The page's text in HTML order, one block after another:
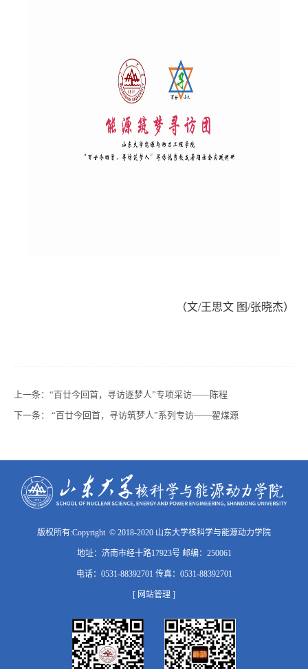
（文/王思文 图/张晓杰）
上一条： “百廿今回首，寻访逐梦人”专项采访——陈程
下一条：
“百廿今回首，寻访筑梦人”系列专访——翟煤源
版权所有:Copyright © 2018-2020 山东大学核科学与能源动力学院
地址：济南市经十路17923号 邮编：250061
电话：0531-88392701 传真：0531-88392701
[ 网站管理 ]